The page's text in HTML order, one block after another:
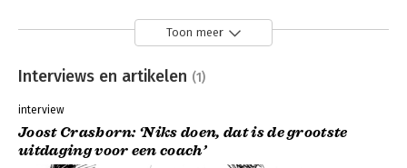
Toon meer
Interviews en artikelen (1)
interview
Joost Crasborn: ‘Niks doen, dat is de grootste
uitdaging voor een coach’